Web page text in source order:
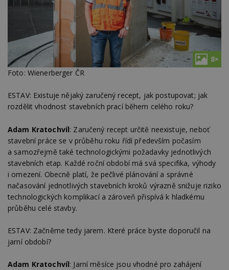
8×
Foto: Wienerberger ČR
ESTAV: Existuje nějaký zaručený recept, jak postupovat; jak
rozdělit vhodnost stavebních prací během celého roku?
Adam Kratochvíl: Zaručený recept určitě neexistuje, neboť
stavební práce se v průběhu roku řídí především počasím
a samozřejmě také technologickými požadavky jednotlivých
stavebních etap. Každé roční období má svá specifika, výhody
i omezení. Obecně platí, že pečlivé plánování a správné
načasování jednotlivých stavebních kroků výrazně snižuje riziko
technologických komplikací a zároveň přispívá k hladkému
průběhu celé stavby.
ESTAV: Začněme tedy jarem. Které práce byste doporučil na
jarní období?
Adam Kratochvíl: Jarní měsíce jsou vhodné pro zahájení